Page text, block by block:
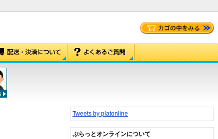
Tweets by platonline
ぷらっとオンラインについて